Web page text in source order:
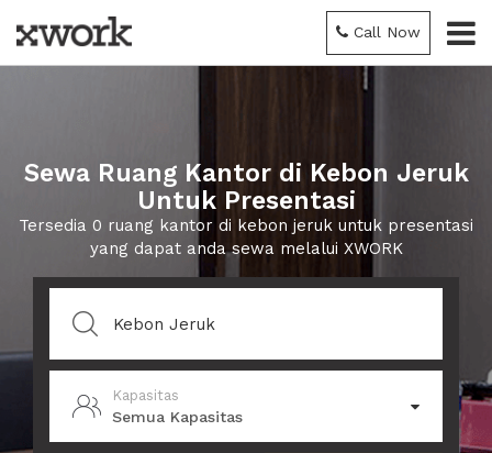
Call Now
Sewa Ruang Kantor di Kebon Jeruk
Untuk Presentasi
Tersedia 0 ruang kantor di kebon jeruk untuk presentasi
yang dapat anda sewa melalui XWORK
Kapasitas
Semua Kapasitas